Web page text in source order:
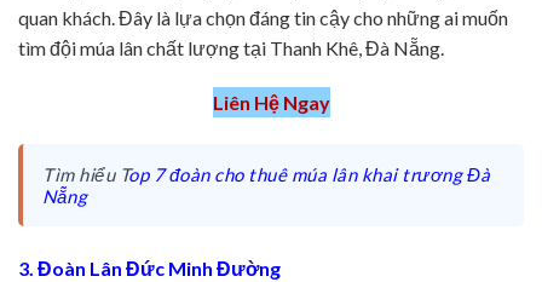
quan khách. Đây là lựa chọn đáng tin cậy cho những ai muốn
tìm đội múa lân chất lượng tại Thanh Khê, Đà Nẵng.
Liên Hệ Ngay
Tìm hiểu Top 7 đoàn cho thuê múa lân khai trương Đà
Nẵng
3. Đoàn Lân Đức Minh Đường